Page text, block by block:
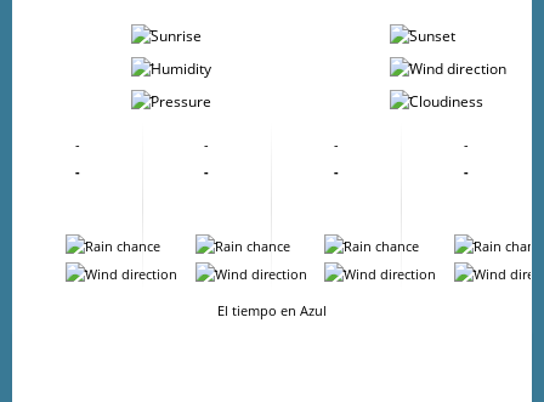
-
-
-
-
-
-
-
-
-
-
-
-
-
-
-
-
-
-
-
-
-
-
El tiempo en Azul